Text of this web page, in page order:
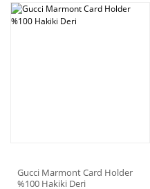
Gucci Marmont Card Holder
%100 Hakiki Deri